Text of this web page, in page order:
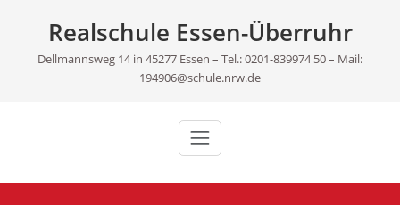
Realschule Essen-Überruhr
Dellmannsweg 14 in 45277 Essen – Tel.: 0201-839974 50 – Mail:
194906@schule.nrw.de